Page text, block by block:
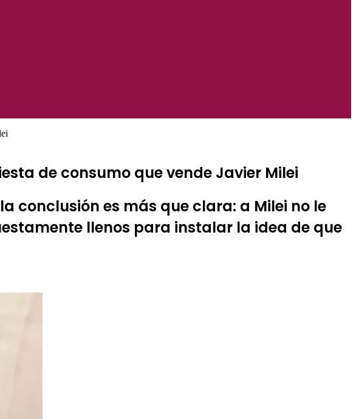
de consumo que vende Javier Milei
conclusión es más que clara: a Milei no le
llenos para instalar la idea de que